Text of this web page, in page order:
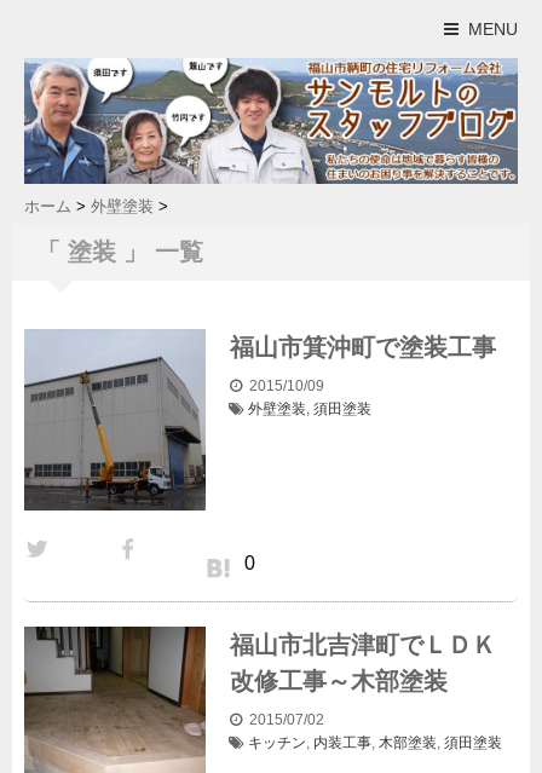
MENU
ホーム > 外壁塗装 >
「 塗装 」 一覧
福山市箕沖町で塗装工事
2015/10/09
外壁塗装, 須田塗装
0
福山市北吉津町でＬＤＫ
改修工事～木部塗装
2015/07/02
キッチン, 内装工事, 木部塗装, 須田塗装